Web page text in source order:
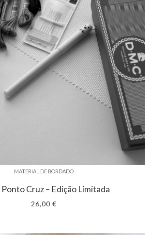
MATERIAL DE BORDADO
Cruz – Edição Limitada
26,00 €